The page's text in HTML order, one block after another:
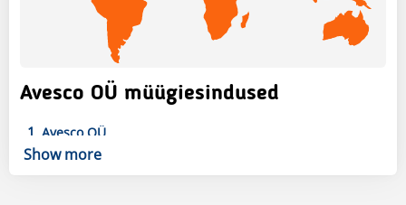
Avesco OÜ müügiesindused
1 Avesco OÜ
Show more